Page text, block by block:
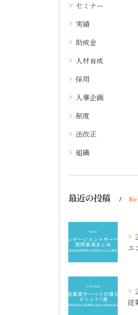
セミナー
実績
助成金
人材育成
採用
人事企画
制度
法改正
組織
最近の投稿